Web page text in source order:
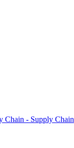
Chain - Supply Chain